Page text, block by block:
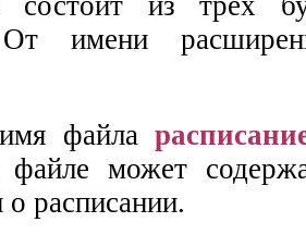
имени
файла
может
расписании.